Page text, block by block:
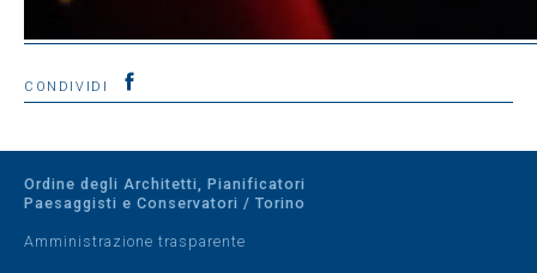
CONDIVIDI
Ordine degli Architetti, Pianificatori
Paesaggisti e Conservatori / Torino
Amministrazione trasparente